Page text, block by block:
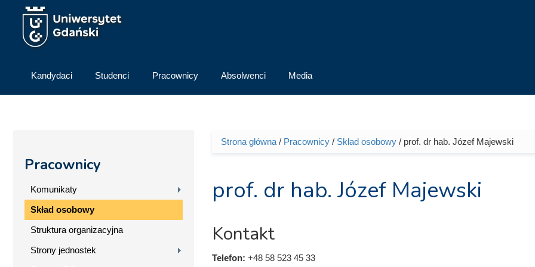
Przejdź do treści
Kandydaci Studenci Pracownicy Absolwenci Media
Pracownicy
Komunikaty
Skład osobowy
Struktura organizacyjna
Strony jednostek
Jesteś tutaj
Strona główna/ Pracownicy/ Skład osobowy/ prof. dr hab. Józef Majewski
prof. dr hab. Józef Majewski
Kontakt
Telefon: +48 58 523 45 33